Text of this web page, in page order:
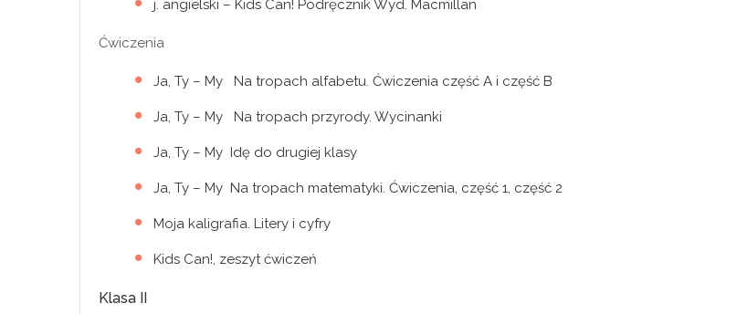
j. angielski – Kids Can! Podręcznik Wyd. Macmillan
Ćwiczenia
Ja, Ty – My Na tropach alfabetu. Ćwiczenia część A i część B
Ja, Ty – My Na tropach przyrody. Wycinanki
Ja, Ty – My Idę do drugiej klasy
Ja, Ty – My Na tropach matematyki. Ćwiczenia, część 1, część 2
Moja kaligrafia. Litery i cyfry
Kids Can!, zeszyt ćwiczeń
Klasa II